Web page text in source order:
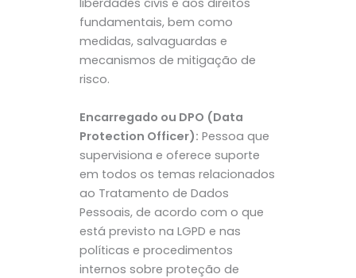
liberdades civis e aos direitos
fundamentais, bem como
medidas, salvaguardas e
mecanismos de mitigação de
risco.
Encarregado ou DPO (Data
Protection Officer): Pessoa que
supervisiona e oferece suporte
em todos os temas relacionados
ao Tratamento de Dados
Pessoais, de acordo com o que
está previsto na LGPD e nas
políticas e procedimentos
internos sobre proteção de